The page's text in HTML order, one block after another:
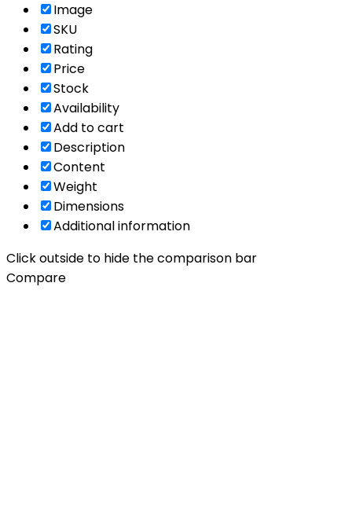
Image
SKU
Rating
Price
Stock
Availability
Add to cart
Description
Content
Weight
Dimensions
Additional information
Click outside to hide the comparison bar
Compare